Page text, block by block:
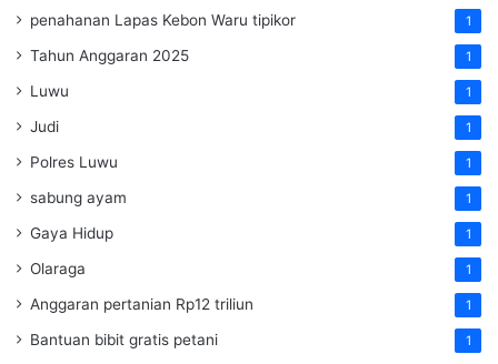
penahanan Lapas Kebon Waru tipikor 1
Tahun Anggaran 2025 1
Luwu 1
Judi 1
Polres Luwu 1
sabung ayam 1
Gaya Hidup 1
Olaraga 1
Anggaran pertanian Rp12 triliun 1
Bantuan bibit gratis petani 1